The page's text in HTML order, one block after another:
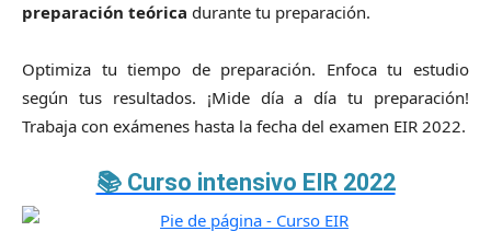
preparación teórica durante tu preparación.
Optimiza tu tiempo de preparación. Enfoca tu estudio
según tus resultados. ¡Mide día a día tu preparación!
Trabaja con exámenes hasta la fecha del examen EIR 2022.
📚 Curso intensivo EIR 2022